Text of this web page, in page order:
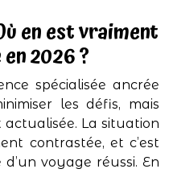
en est vraiment
2026 ?
spécialisée ancrée
les défis, mais
La situation
contrastée, et c’est
voyage réussi. En